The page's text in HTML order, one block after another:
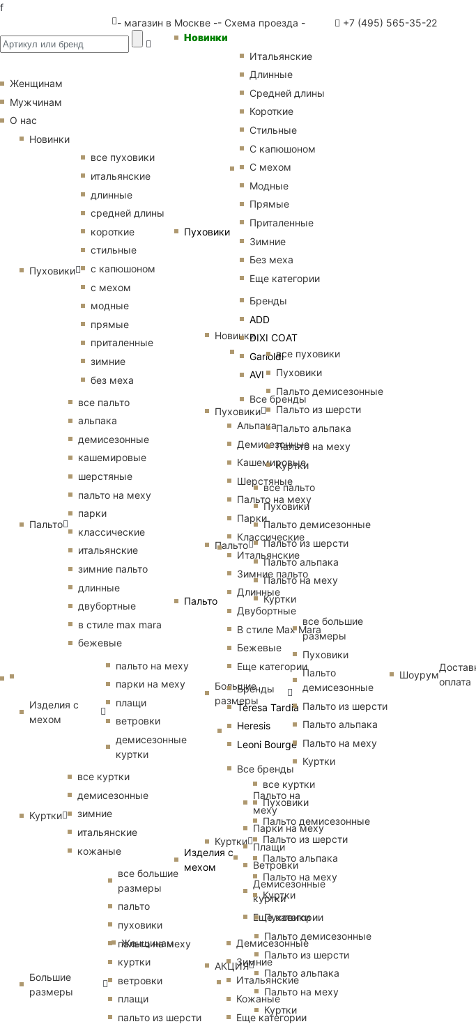
f
- магазин в Москве -- Схема проезда - +7 (495) 565-35-22
Женщинам
Новинки
Пуховики
Итальянские
Длинные
Средней длины
Короткие
Стильные
С капюшоном
С мехом
Модные
Прямые
Приталенные
Зимние
Без меха
Еще категории
Бренды
ADD
DIXI COAT
Garioldi
AVI
Все бренды
Пальто
Альпака
Демисезонные
Кашемировые
Шерстяные
Пальто на меху
Парки
Классические
Итальянские
Зимние пальто
Длинные
Двубортные
В стиле Max Mara
Бежевые
Еще категории
Бренды
Teresa Tardia
Heresis
Leoni Bourge
Все бренды
Изделия с
мехом
Пальто на
меху
Парки на меху
Плащи
Ветровки
Демисезонные
куртки
Еще категории
Демисезонные
Зимние
Итальянские
Кожаные
Еще категории
Женщинам
Мужчинам
О нас
Новинки
Пуховики
все пуховики
итальянские
длинные
средней длины
короткие
стильные
с капюшоном
с мехом
модные
прямые
приталенные
зимние
без меха
Пальто
все пальто
альпака
демисезонные
кашемировые
шерстяные
пальто на меху
парки
классические
итальянские
зимние пальто
длинные
двубортные
в стиле max mara
бежевые
Изделия с
мехом
пальто на меху
парки на меху
плащи
ветровки
демисезонные
куртки
Куртки
все куртки
демисезонные
зимние
итальянские
кожаные
Большие
размеры
все большие
размеры
пальто
пуховики
пальто на меху
куртки
ветровки
плащи
пальто из шерсти
Новинки
Пуховики
все пуховики
Пуховики
Пальто демисезонные
Пальто из шерсти
Пальто альпака
Пальто на меху
Куртки
Пальто
все пальто
Пуховики
Пальто демисезонные
Пальто из шерсти
Пальто альпака
Пальто на меху
Куртки
Большие
размеры
все большие
размеры
Пуховики
Пальто
демисезонные
Пальто из шерсти
Пальто альпака
Пальто на меху
Куртки
Куртки
все куртки
Пуховики
Пальто демисезонные
Пальто из шерсти
Пальто альпака
Пальто на меху
Куртки
АКЦИЯ
Пуховики
Пальто демисезонные
Пальто из шерсти
Пальто альпака
Пальто на меху
Куртки
Шоурум
оплата